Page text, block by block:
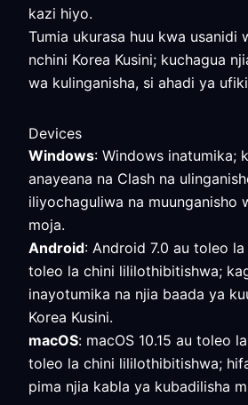
kazi hiyo.
Tumia ukurasa huu kwa usanidi
nchini Korea Kusini; kuchagua
wa kulinganisha, si ahadi ya
Devices
Windows: Windows inatumika;
anayeana na Clash na
iliyochaguliwa na muunganisho
moja.
Android: Android 7.0 au toleo
toleo la chini lililothibitishwa;
inayotumika na njia baada ya
Korea Kusini.
macOS: macOS 10.15 au toleo
toleo la chini lililothibitishwa;
pima njia kabla ya kubadilisha